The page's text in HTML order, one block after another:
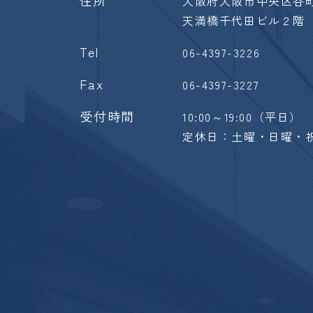
天満橋千代田ビル２階
Tel 06-4397-3226
Fax 06-4397-3227
受付時間
10:00～19:00（平日）
定休日：土曜・日曜・